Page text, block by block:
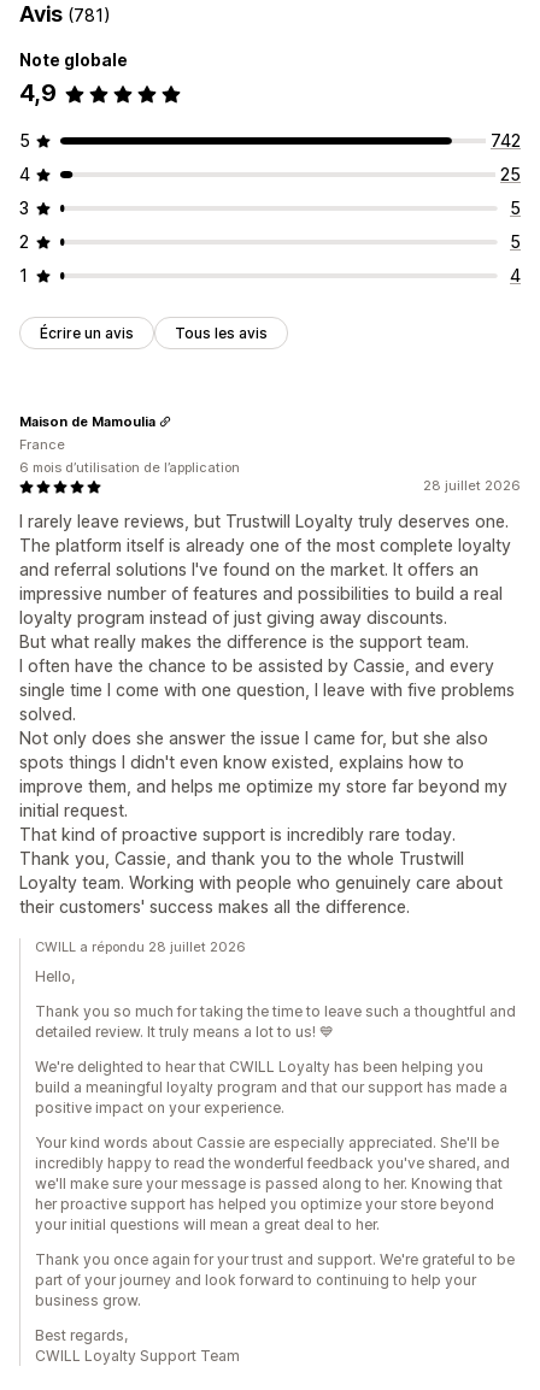
Avis (781)
Note globale
4,9
5
742
4
25
3
5
2
5
1
4
Écrire un avis Tous les avis
28 juillet 2026
I rarely leave reviews, but Trustwill Loyalty truly deserves one.
The platform itself is already one of the most complete loyalty
and referral solutions I've found on the market. It offers an
impressive number of features and possibilities to build a real
loyalty program instead of just giving away discounts.
But what really makes the difference is the support team.
I often have the chance to be assisted by Cassie, and every
single time I come with one question, I leave with five problems
solved.
Not only does she answer the issue I came for, but she also
spots things I didn't even know existed, explains how to
improve them, and helps me optimize my store far beyond my
initial request.
That kind of proactive support is incredibly rare today.
Thank you, Cassie, and thank you to the whole Trustwill
Loyalty team. Working with people who genuinely care about
their customers' success makes all the difference.
Maison de Mamoulia
France
6 mois d’utilisation de l’application
CWILL a répondu 28 juillet 2026
Hello,
Thank you so much for taking the time to leave such a thoughtful and
detailed review. It truly means a lot to us! 💙
We're delighted to hear that CWILL Loyalty has been helping you
build a meaningful loyalty program and that our support has made a
positive impact on your experience.
Your kind words about Cassie are especially appreciated. She'll be
incredibly happy to read the wonderful feedback you've shared, and
we'll make sure your message is passed along to her. Knowing that
her proactive support has helped you optimize your store beyond
your initial questions will mean a great deal to her.
Thank you once again for your trust and support. We're grateful to be
part of your journey and look forward to continuing to help your
business grow.
Best regards,
CWILL Loyalty Support Team